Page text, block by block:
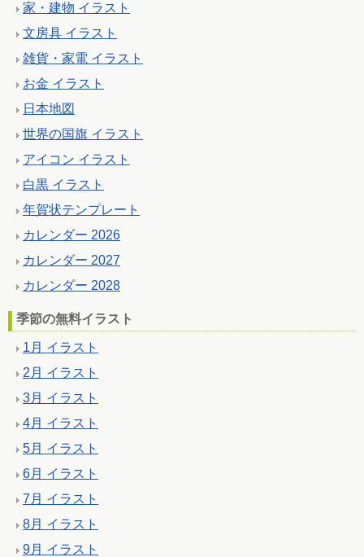
家・建物 イラスト
文房具 イラスト
雑貨・家電 イラスト
お金 イラスト
日本地図
世界の国旗 イラスト
アイコン イラスト
白黒 イラスト
年賀状テンプレート
カレンダー 2026
カレンダー 2027
カレンダー 2028
季節の無料イラスト
1月 イラスト
2月 イラスト
3月 イラスト
4月 イラスト
5月 イラスト
6月 イラスト
7月 イラスト
8月 イラスト
9月 イラスト